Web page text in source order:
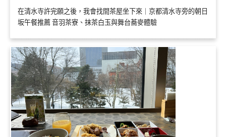
在清水寺許完願之後，我會找間茶屋坐下來｜京都清水寺旁的朝日
坂午餐推薦 音羽茶寮、抹茶白玉與舞台蕎麥體驗